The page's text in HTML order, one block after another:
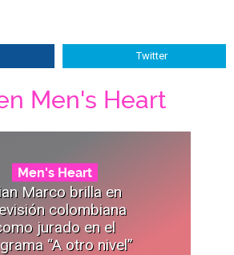
Twitter
Men's Heart
Men's Heart
Marco brilla en
colombiana
jurado en el
“A otro nivel”